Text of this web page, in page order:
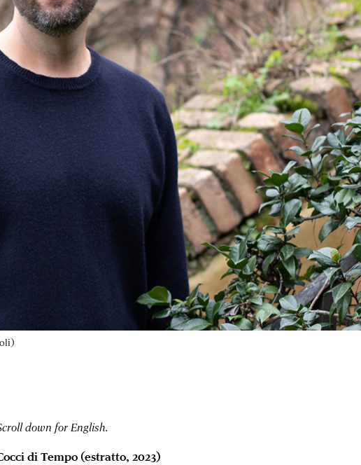
down for English.
di Tempo (estratto, 2023)